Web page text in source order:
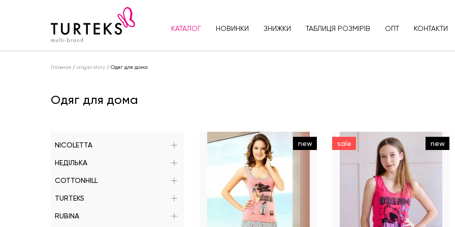
КАТАЛОГ НОВИНКИ ЗНИЖКИ ТАБЛИЦЯ РОЗМІРІВ ОПТ КОНТАКТИ
Главная / angel story/ Одяг для дома
Одяг для дома
NICOLETTA
НЕДІЛЬКА
COTTONHILL
TURTEKS
RUBINA
new new
sale